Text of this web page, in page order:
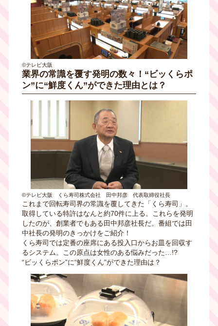
©テレビ大阪
業界の常識を覆す発明の数々！“ビッくらポ
ン”に“鮮度くん”ができた理由とは？
©テレビ大阪 くら寿司株式会社 田中邦彦 代表取締役社長
これまで回転寿司界の常識を覆してきた「くら寿司」。
取得している特許はなんと約70件に上る。これらを発明
したのが、創業者でもある田中邦彦社長だ。番組では田
中社長の発明のきっかけをご紹介！
くら寿司では定番の座席にある投入口からお皿を回収す
るシステム。この原点は女性のある悩みだった…!?
“ビッくらポン”に“鮮度くん”ができた理由は？